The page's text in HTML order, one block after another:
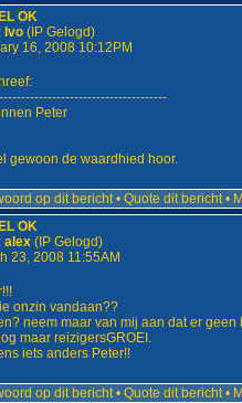
OK
Ivo(IP Gelogd)
16, 2008 10:12PM
Peter
gewoon de waardhied hoor.
op dit bericht • Quote dit bericht •
OK
alex(IP Gelogd)
23, 2008 11:55AM
onzin vandaan??
neem maar van mij aan dat er geen
maar reizigersGROEI.
iets anders Peter!!
op dit bericht • Quote dit bericht •